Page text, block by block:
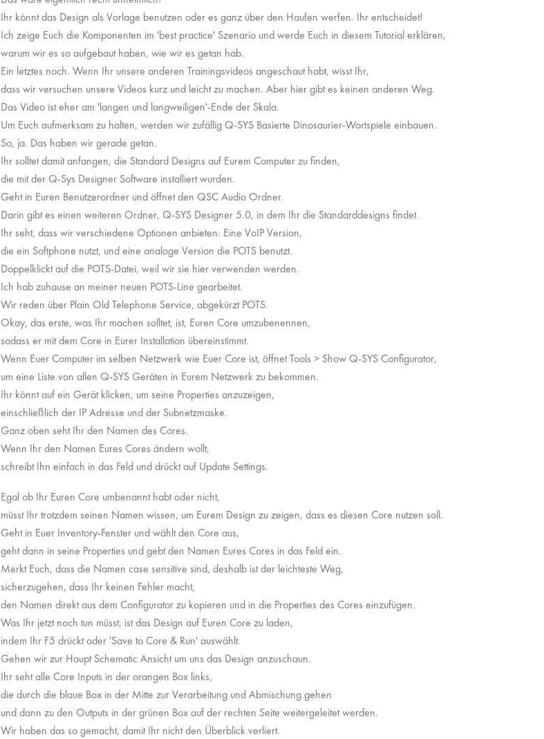
Ihr könnt das Design als Vorlage benutzen oder es ganz über den Haufen werfen. Ihr entscheidet!
Ich zeige Euch die Komponenten im 'best practice' Szenario und werde Euch in diesem Tutorial erklären,
warum wir es so aufgebaut haben, wie wir es getan hab.
Ein letztes noch. Wenn Ihr unsere anderen Trainingsvideos angeschaut habt, wisst Ihr,
dass wir versuchen unsere Videos kurz und leicht zu machen. Aber hier gibt es keinen anderen Weg.
Das Video ist eher am 'langen und langweiligen'-Ende der Skala.
Um Euch aufmerksam zu halten, werden wir zufällig Q-SYS Basierte Dinosaurier-Wortspiele einbauen.
So, ja. Das haben wir gerade getan.
Ihr solltet damit anfangen, die Standard Designs auf Eurem Computer zu finden,
die mit der Q-Sys Designer Software installiert wurden.
Geht in Euren Benutzerordner und öffnet den QSC Audio Ordner.
Darin gibt es einen weiteren Ordner, Q-SYS Designer 5.0, in dem Ihr die Standarddesigns findet.
Ihr seht, dass wir verschiedene Optionen anbieten: Eine VoIP Version,
die ein Softphone nutzt, und eine analoge Version die POTS benutzt.
Doppelklickt auf die POTS-Datei, weil wir sie hier verwenden werden.
Ich hab zuhause an meiner neuen POTS-Line gearbeitet.
Wir reden über Plain Old Telephone Service, abgekürzt POTS.
Okay, das erste, was Ihr machen solltet, ist, Euren Core umzubenennen,
sodass er mit dem Core in Eurer Installation übereinstimmt.
Wenn Euer Computer im selben Netzwerk wie Euer Core ist, öffnet Tools > Show Q-SYS Configurator,
um eine Liste von allen Q-SYS Geräten in Eurem Netzwerk zu bekommen.
Ihr könnt auf ein Gerät klicken, um seine Properties anzuzeigen,
einschließlich der IP Adresse und der Subnetzmaske.
Ganz oben seht Ihr den Namen des Cores.
Wenn Ihr den Namen Eures Cores ändern wollt,
schreibt Ihn einfach in das Feld und drückt auf Update Settings.
Egal ob Ihr Euren Core umbenannt habt oder nicht,
müsst Ihr trotzdem seinen Namen wissen, um Eurem Design zu zeigen, dass es diesen Core nutzen soll.
Geht in Euer Inventory-Fenster und wählt den Core aus,
geht dann in seine Properties und gebt den Namen Eures Cores in das Feld ein.
Merkt Euch, dass die Namen case sensitive sind, deshalb ist der leichteste Weg,
sicherzugehen, dass Ihr keinen Fehler macht,
den Namen direkt aus dem Configurator zu kopieren und in die Properties des Cores einzufügen.
Was Ihr jetzt noch tun müsst, ist das Design auf Euren Core zu laden,
indem Ihr F5 drückt oder 'Save to Core & Run' auswählt.
Gehen wir zur Haupt Schematic Ansicht um uns das Design anzuschaun.
Ihr seht alle Core Inputs in der orangen Box links,
die durch die blaue Box in der Mitte zur Verarbeitung und Abmischung gehen
und dann zu den Outputs in der grünen Box auf der rechten Seite weitergeleitet werden.
Wir haben das so gemacht, damit Ihr nicht den Überblick verliert.